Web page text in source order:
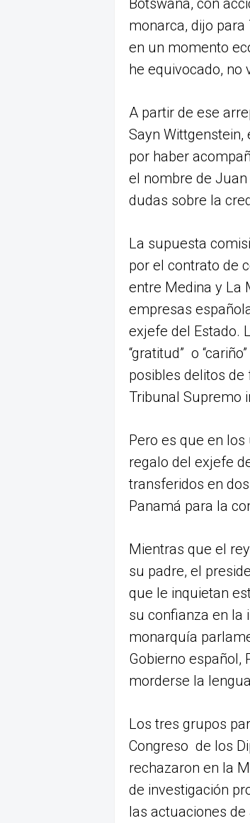
Botswana, con
monarca, dijo
en un momento
he equivocado, no
A partir de ese
Sayn
por haber
el nombre de
dudas sobre la
La supuesta
por el contrato de
entre Medina y La
empresas
exjefe del Estado.
“gratitud” o
posibles delitos
Tribunal Supremo
Pero es que en
regalo del exjefe
transferidos en
Panamá para la
Mientras que el
su padre, el
que le inquietan
su confianza en la
monarquía
Gobierno español,
morderse la
Los tres grupos
Congreso de los
rechazaron en la
de investigación
las actuaciones